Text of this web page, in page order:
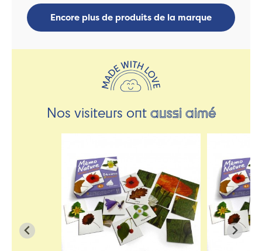
Encore plus de produits de la marque
Nos visiteurs ontaussi aimé